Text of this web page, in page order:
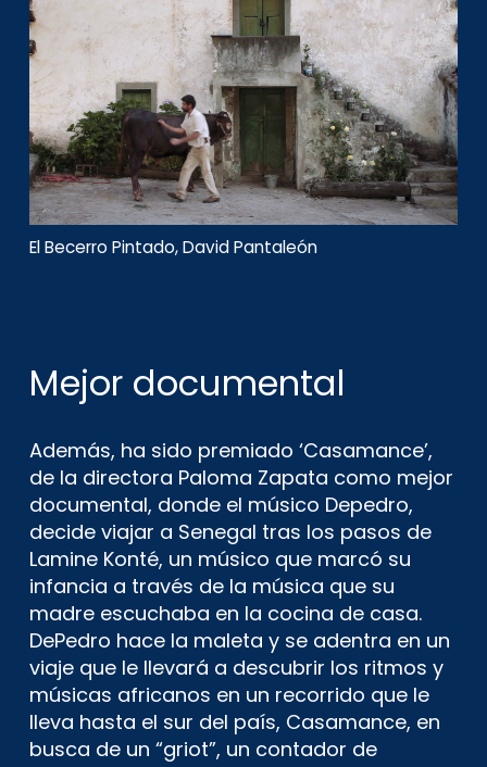
El Becerro Pintado, David Pantaleón
Mejor documental
Además, ha sido premiado ‘Casamance’,
de la directora Paloma Zapata como mejor
documental, donde el músico Depedro,
decide viajar a Senegal tras los pasos de
Lamine Konté, un músico que marcó su
infancia a través de la música que su
madre escuchaba en la cocina de casa.
DePedro hace la maleta y se adentra en un
viaje que le llevará a descubrir los ritmos y
músicas africanos en un recorrido que le
lleva hasta el sur del país, Casamance, en
busca de un “griot”, un contador de